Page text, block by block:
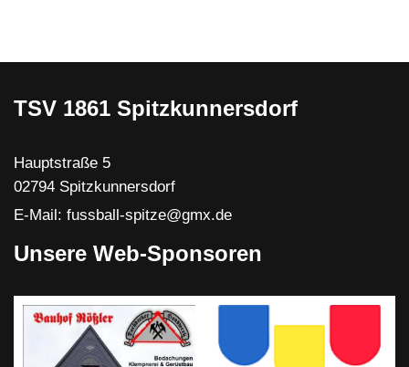
TSV 1861 Spitzkunnersdorf
Hauptstraße 5
02794 Spitzkunnersdorf
E-Mail: fussball-spitze@gmx.de
Unsere Web-Sponsoren